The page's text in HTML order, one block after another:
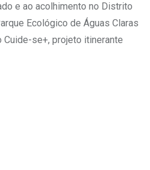
e ao acolhimento no Distrito
Ecológico de Águas Claras
se+, projeto itinerante